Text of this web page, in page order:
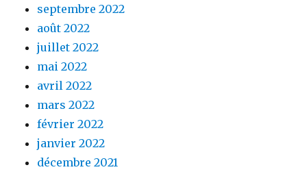
septembre 2022
août 2022
juillet 2022
mai 2022
avril 2022
mars 2022
février 2022
janvier 2022
décembre 2021